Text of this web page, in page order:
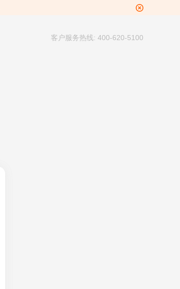
客户服务热线: 400-620-5100